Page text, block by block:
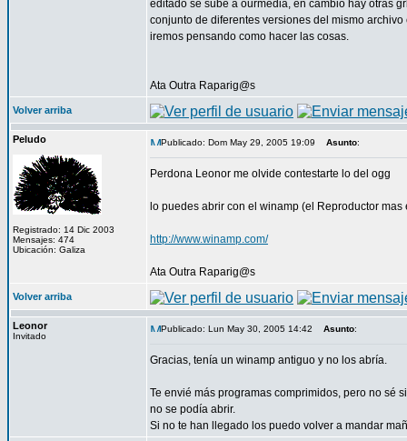
editado se sube a ourmedia, en cambio hay otras
conjunto de diferentes versiones del mismo
iremos pensando como hacer las cosas.
Ata Outra Raparig@s
Volver arriba
Peludo
Registrado: 14 Dic 2003
Mensajes: 474
Ubicación: Galiza
Publicado: Dom May 29, 2005 19:09 Asunto:
Perdona Leonor me olvide contestarte lo del ogg
lo puedes abrir con el winamp (el Reproductor
http://www.winamp.com/
Ata Outra Raparig@s
Volver arriba
Leonor
Invitado
Publicado: Lun May 30, 2005 14:42 Asunto:
Gracias, tenía un winamp antiguo y no los abría.
Te envié más programas comprimidos, pero no sé
no se podía abrir.
Si no te han llegado los puedo volver a mandar